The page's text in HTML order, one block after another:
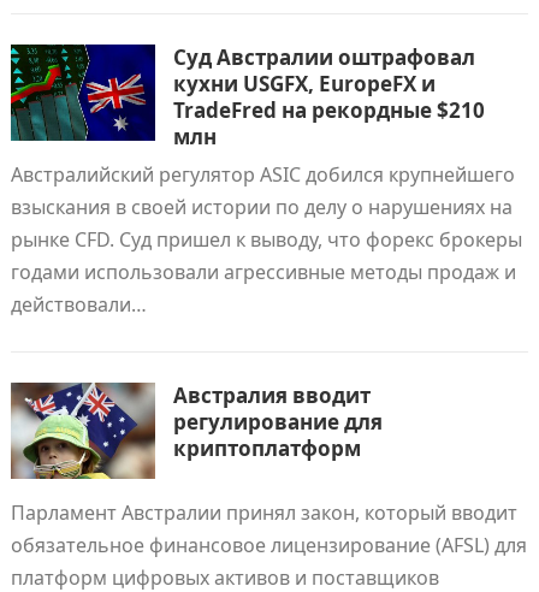
Суд Австралии оштрафовал
кухни USGFX, EuropeFX и
TradeFred на рекордные $210
млн
Австралийский регулятор ASIC добился крупнейшего
взыскания в своей истории по делу о нарушениях на
рынке CFD. Суд пришел к выводу, что форекс брокеры
годами использовали агрессивные методы продаж и
действовали…
Австралия вводит
регулирование для
криптоплатформ
Парламент Австралии принял закон, который вводит
обязательное финансовое лицензирование (AFSL) для
платформ цифровых активов и поставщиков